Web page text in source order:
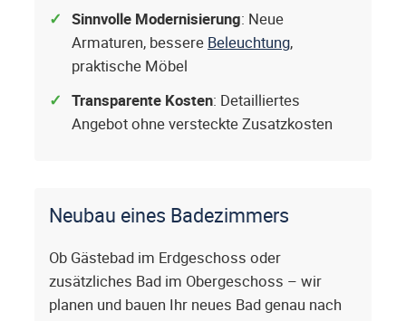
Sinnvolle Modernisierung: Neue
Armaturen, bessere Beleuchtung,
praktische Möbel
Transparente Kosten: Detailliertes
Angebot ohne versteckte Zusatzkosten
Neubau eines Badezimmers
Ob Gästebad im Erdgeschoss oder
zusätzliches Bad im Obergeschoss – wir
planen und bauen Ihr neues Bad genau nach